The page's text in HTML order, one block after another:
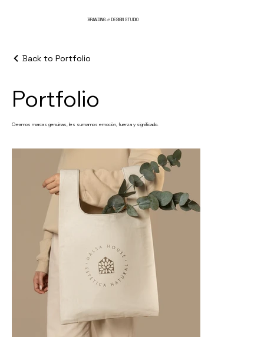
BRANDING&DESIGN STUDIO
Back to Portfolio
Portfolio
Creamos marcas genuinas, les sumamos emoción, fuerza y significado.